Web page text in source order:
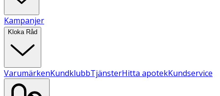
Kampanjer
Kloka Råd
VarumärkenKundklubbTjänsterHitta apotekKundservice